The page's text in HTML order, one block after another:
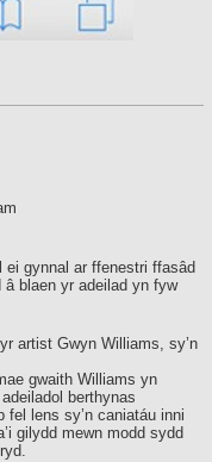
ei gynnal ar ffenestri ffasâd
blaen yr adeilad yn fyw
artist Gwyn Williams, sy’n
gwaith Williams yn
berthynas
fel lens sy’n caniatáu inni
gilydd mewn modd sydd